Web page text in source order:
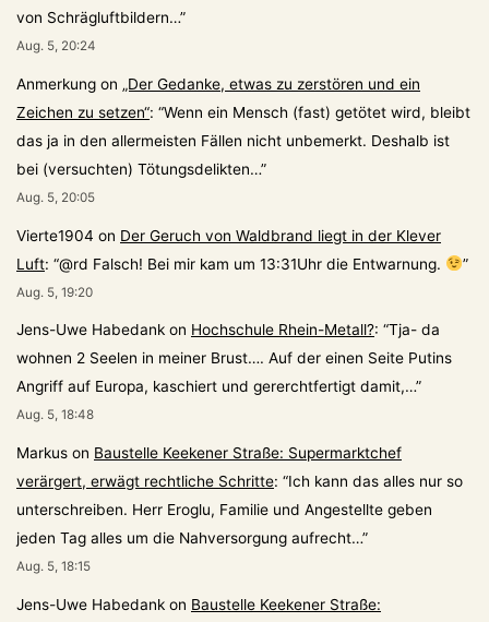
von Schrägluftbildern…”
Aug. 5, 20:24
Anmerkung on „Der Gedanke, etwas zu zerstören und ein
Zeichen zu setzen“: “Wenn ein Mensch (fast) getötet wird, bleibt
das ja in den allermeisten Fällen nicht unbemerkt. Deshalb ist
bei (versuchten) Tötungsdelikten…”
Aug. 5, 20:05
Vierte1904 on Der Geruch von Waldbrand liegt in der Klever
Luft: “@rd Falsch! Bei mir kam um 13:31Uhr die Entwarnung. ”
Aug. 5, 19:20
Jens-Uwe Habedank on Hochschule Rhein-Metall?: “Tja- da
wohnen 2 Seelen in meiner Brust…. Auf der einen Seite Putins
Angriff auf Europa, kaschiert und gererchtfertigt damit,…”
Aug. 5, 18:48
Markus on Baustelle Keekener Straße: Supermarktchef
verärgert, erwägt rechtliche Schritte: “Ich kann das alles nur so
unterschreiben. Herr Eroglu, Familie und Angestellte geben
jeden Tag alles um die Nahversorgung aufrecht…”
Aug. 5, 18:15
Jens-Uwe Habedank on Baustelle Keekener Straße: